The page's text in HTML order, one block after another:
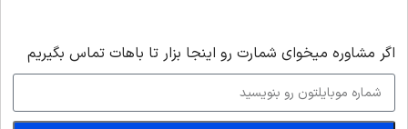
اگر‌ مشاوره میخوای شمارت رو اینجا بزار تا باهات تماس بگیریم